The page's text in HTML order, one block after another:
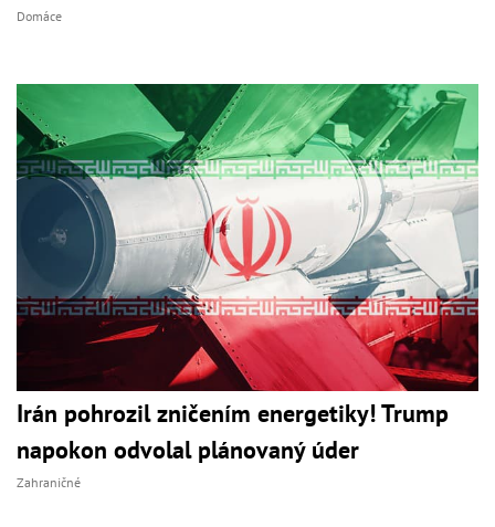
Domáce
Irán pohrozil zničením energetiky! Trump
napokon odvolal plánovaný úder
Zahraničné